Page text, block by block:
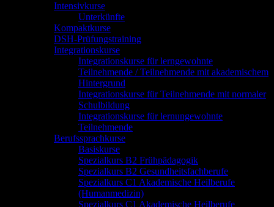
Intensivkurse
Unterkünfte
Kompaktkurse
DSH-Prüfungstraining
Integrationskurse
Integrationskurse für lerngewohnte
Teilnehmende / Teilnehmende mit akademischem
Hintergrund
Integrationskurse für Teilnehmende mit normaler
Schulbildung
Integrationskurse für lernungewohnte
Teilnehmende
Berufssprachkurse
Basiskurse
Spezialkurs B2 Frühpädagogik
Spezialkurs B2 Gesundheitsfachberufe
Spezialkurs C1 Akademische Heilberufe
(Humanmedizin)
Spezialkurs C1 Akademische Heilberufe